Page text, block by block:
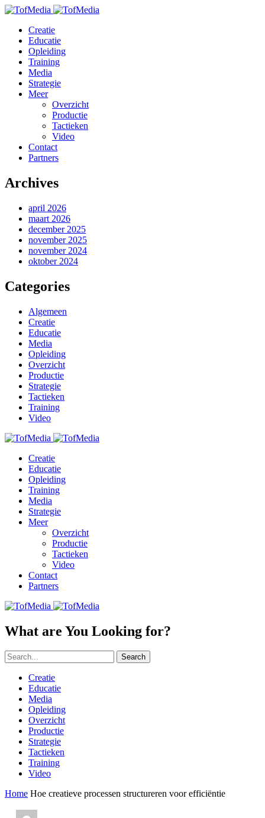
Creatie
Educatie
Opleiding
Training
Media
Strategie
Meer
Overzicht
Productie
Tactieken
Video
Contact
Partners
Archives
april 2026
maart 2026
december 2025
november 2025
november 2024
oktober 2024
Categories
Algemeen
Creatie
Educatie
Media
Opleiding
Overzicht
Productie
Strategie
Tactieken
Training
Video
Creatie
Educatie
Opleiding
Training
Media
Strategie
Meer
Overzicht
Productie
Tactieken
Video
Contact
Partners
What are You Looking for?
Search
Creatie
Educatie
Media
Opleiding
Overzicht
Productie
Strategie
Tactieken
Training
Video
Home Hoe creatieve processen structureren voor efficiëntie